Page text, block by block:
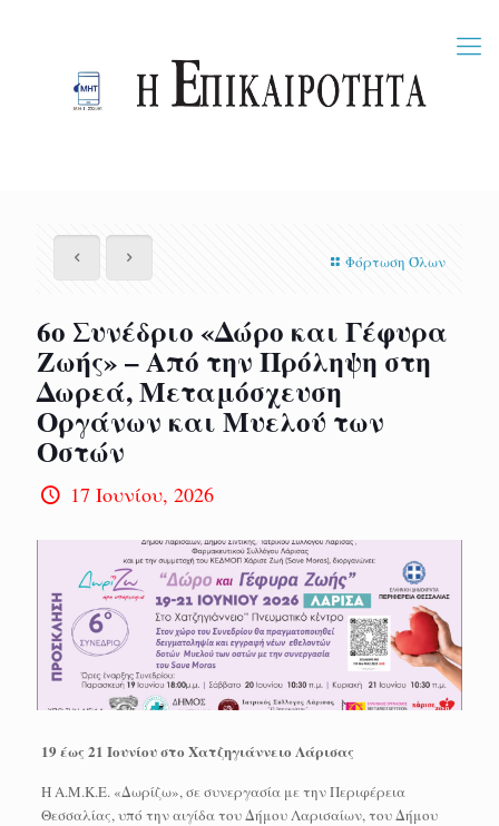
Φόρτωση Όλων
6ο Συνέδριο «Δώρο και Γέφυρα
Ζωής» – Από την Πρόληψη στη
Δωρεά, Μεταμόσχευση
Οργάνων και Μυελού των
Οστών
17 Ιουνίου, 2026
19 έως 21 Ιουνίου στο Χατζηγιάννειο Λάρισας
Η Α.Μ.Κ.Ε. «Δωρίζω», σε συνεργασία με την Περιφέρεια
Θεσσαλίας, υπό την αιγίδα του Δήμου Λαρισαίων, του Δήμου